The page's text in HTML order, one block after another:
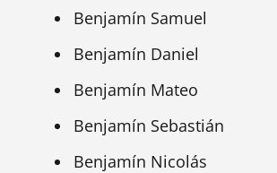
Benjamín Samuel
Benjamín Daniel
Benjamín Mateo
Benjamín Sebastián
Benjamín Nicolás